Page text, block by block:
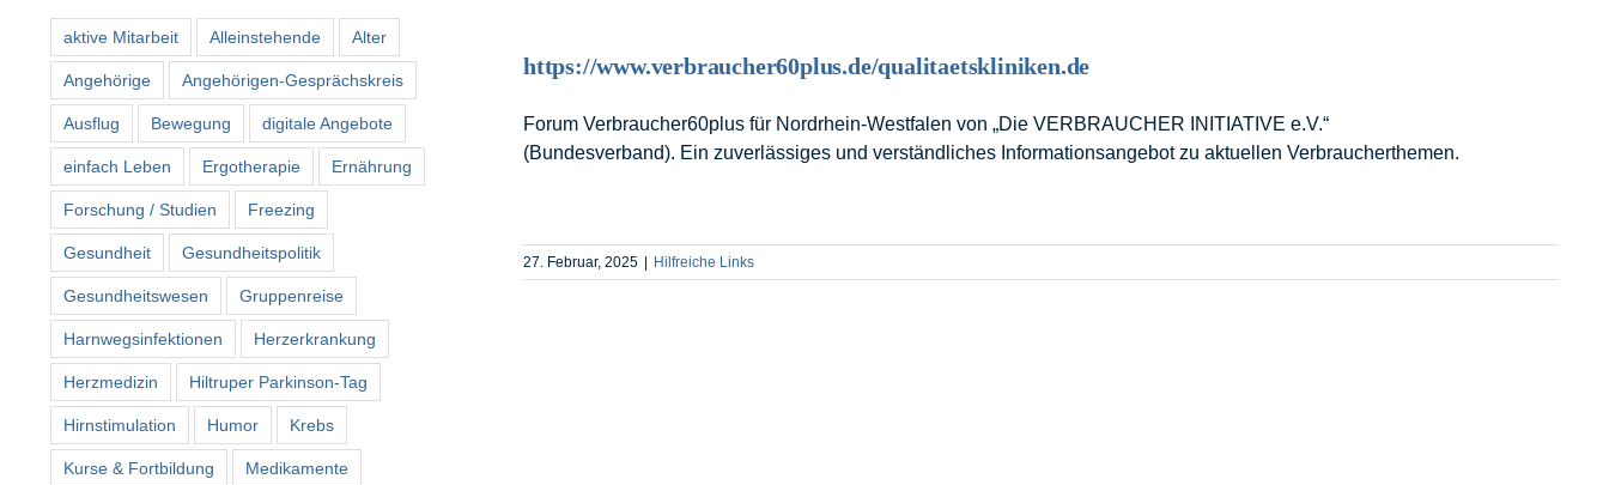
https://www.verbraucher60plus.de/qualitaetskliniken.de
Forum Verbraucher60plus für Nordrhein-Westfalen von „Die VERBRAUCHER INITIATIVE e.V.“
(Bundesverband). Ein zuverlässiges und verständliches Informationsangebot zu aktuellen Verbraucherthemen.
27. Februar, 2025 Hilfreiche Links
aktive Mitarbeit Alleinstehende Alter
Angehörige Angehörigen-Gesprächskreis
Ausflug Bewegung digitale Angebote
einfach Leben Ergotherapie Ernährung
Forschung / Studien Freezing
Gesundheit Gesundheitspolitik
Gesundheitswesen Gruppenreise
Harnwegsinfektionen Herzerkrankung
Herzmedizin Hiltruper Parkinson-Tag
Hirnstimulation Humor Krebs
Kurse & Fortbildung Medikamente